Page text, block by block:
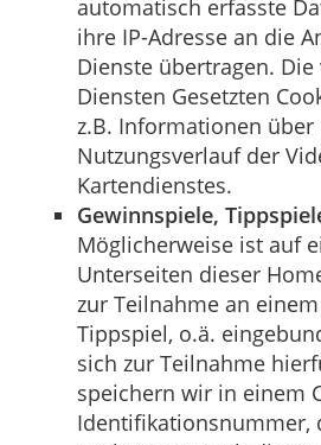
automatisch erfasste
ihre IP-Adresse an die
Dienste übertragen. Die
Diensten Gesetzten
z.B. Informationen über
Nutzungsverlauf der
Kartendienstes.
Gewinnspiele,
Möglicherweise ist auf
Unterseiten dieser
zur Teilnahme an
Tippspiel, o.ä.
sich zur Teilnahme
speichern wir in einem
Identifikationsnummer,